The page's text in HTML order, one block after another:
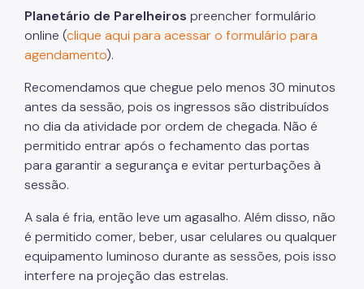
Planetário de Parelheiros preencher formulário
online (clique aqui para acessar o formulário para
agendamento).
Recomendamos que chegue pelo menos 30 minutos
antes da sessão, pois os ingressos são distribuídos
no dia da atividade por ordem de chegada. Não é
permitido entrar após o fechamento das portas
para garantir a segurança e evitar perturbações à
sessão.
A sala é fria, então leve um agasalho. Além disso, não
é permitido comer, beber, usar celulares ou qualquer
equipamento luminoso durante as sessões, pois isso
interfere na projeção das estrelas.